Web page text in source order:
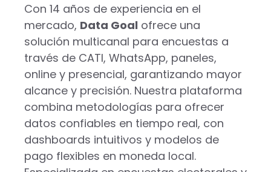
Con 14 años de experiencia en el
mercado, Data Goal ofrece una
solución multicanal para encuestas a
través de CATI, WhatsApp, paneles,
online y presencial, garantizando mayor
alcance y precisión. Nuestra plataforma
combina metodologías para ofrecer
datos confiables en tiempo real, con
dashboards intuitivos y modelos de
pago flexibles en moneda local.